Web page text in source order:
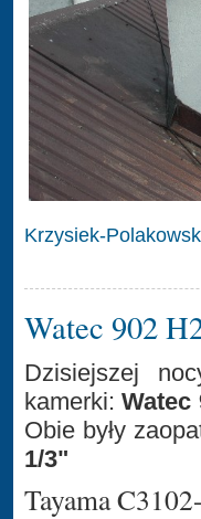
Krzysiek-
Watec 902
Dzisiejszej
kamerki:Watec
Obie były
1/3"
Tayama